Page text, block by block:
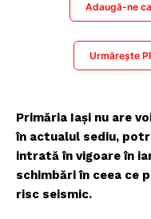
Adaugă-ne
Urmărește
Primăria Iași nu are
în actualul sediu,
intrată în vigoare în
schimbări în ceea ce
risc seismic.